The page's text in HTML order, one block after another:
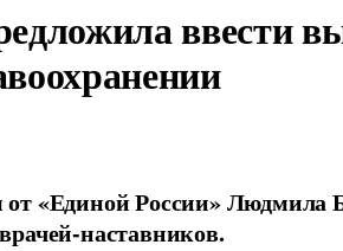
ввести
«Единой России» Людмила
наставников.